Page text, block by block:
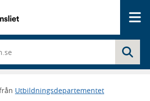
Utbildningsdepartementet